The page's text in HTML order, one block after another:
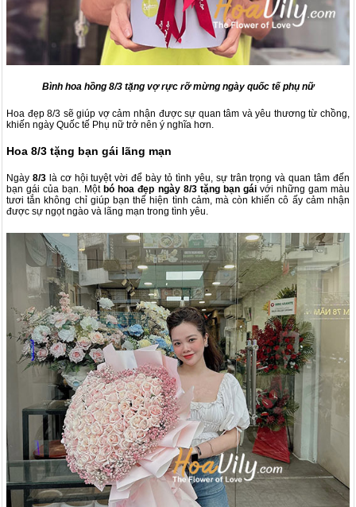
Bình hoa hồng 8/3 tặng vợ rực rỡ mừng ngày quốc tế phụ nữ
Hoa đẹp 8/3 sẽ giúp vợ cảm nhận được sự quan tâm và yêu thương từ chồng,
khiến ngày Quốc tế Phụ nữ trở nên ý nghĩa hơn.
Hoa 8/3 tặng bạn gái lãng mạn
Ngày 8/3là cơ hội tuyệt vời để bày tỏ tình yêu, sự trân trọng và quan tâm đến
bạn gái của bạn. Một bó hoa đẹp ngày 8/3 tặng bạn gái với những gam màu
tươi tắn không chỉ giúp bạn thể hiện tình cảm, mà còn khiến cô ấy cảm nhận
được sự ngọt ngào và lãng mạn trong tình yêu.